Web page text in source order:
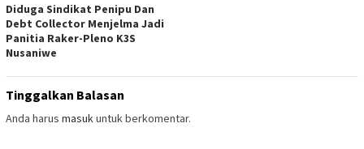
Diduga Sindikat Penipu Dan
Debt Collector Menjelma Jadi
Panitia Raker-Pleno K3S
Nusaniwe
Tinggalkan Balasan
Anda harus masukuntuk berkomentar.